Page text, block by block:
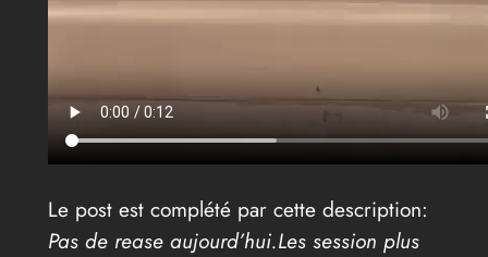
Le post est complété par cette description:
Pas de rease aujourd’hui.Les session plus